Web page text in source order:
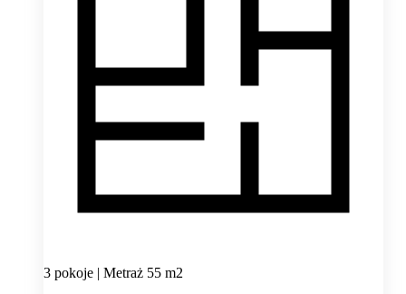
3 pokoje | Metraż 55 m2